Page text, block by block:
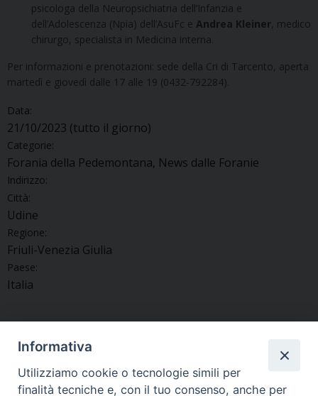
psicologa della Neuropsichiatria dell’Infanzia e
dell’Adolescenza (Npia) dell’AsuFc e Andrea Kleiner , medico
chirurgo, specialista in Medicina interna.
Per informazioni e prenotazioni: sede della Cri di Tarcento, aperta
martedì e giovedì dalle 17 alle 19 (0432-792284).
Data:
21/10/2023 (tutto il giorno)
Categorie:
Forania della Pedemontana, News dalle Foranie
Indirizzo:
Città:
Udine
Regione:
Friuli-Venezia Giulia
Paese:
Italia
Tarcento in festa per i 25
anni di sacerdozio di don
Una mostra e un libro per i
100 anni della Parrocchia di
Informativa
Utilizziamo cookie o tecnologie simili per
finalità tecniche e, con il tuo consenso, anche per